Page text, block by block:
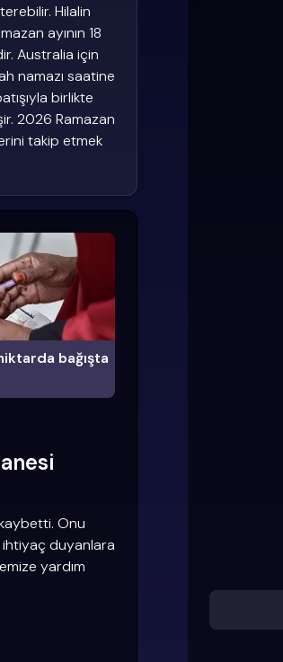
Hilalin
ayının 18
Australia için
namazı saatine
birlikte
2026 Ramazan
takip etmek
bağışta
Onu
duyanlara
yardım